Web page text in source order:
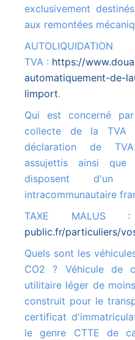
exclusivement
aux remontées
AUTOLIQUIDATION
TVA : https://
automatiquement-de-
limport.
Qui est concerné par cette démarche ? La
collecte de la TVA
déclaration de
assujettis ainsi que
disposent d'un
intracommunautaire
TAXE
public.fr/particuliers/
Quels sont les véhicules concernés par le malus
CO2 ? Véhicule de
utilitaire léger de
construit pour le
certificat
le genre CTTE de